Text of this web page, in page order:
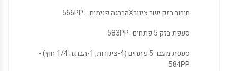
חיבור בזק ישר צינורXהברגה פנימית - 566PP
סעפת בזק 5 פתחים- 583PP
סעפת מעבר 5 פתחים (4-צינורות, 1-הברגה 1/4 חוץ) -
584PP